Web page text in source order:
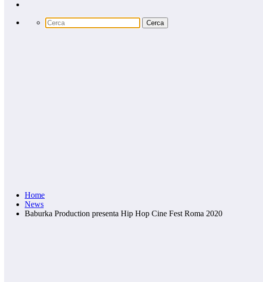
Home
News
Baburka Production presenta Hip Hop Cine Fest Roma 2020